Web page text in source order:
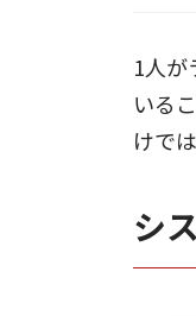
1人が
いる
けで
シ